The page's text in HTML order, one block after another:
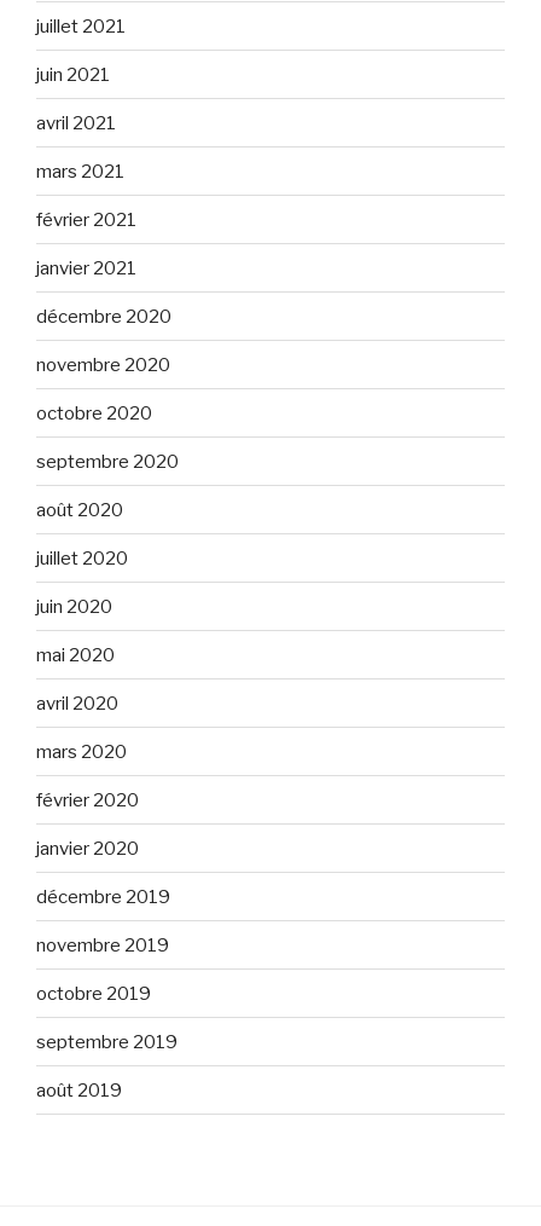
juillet 2021
juin 2021
avril 2021
mars 2021
février 2021
janvier 2021
décembre 2020
novembre 2020
octobre 2020
septembre 2020
août 2020
juillet 2020
juin 2020
mai 2020
avril 2020
mars 2020
février 2020
janvier 2020
décembre 2019
novembre 2019
octobre 2019
septembre 2019
août 2019